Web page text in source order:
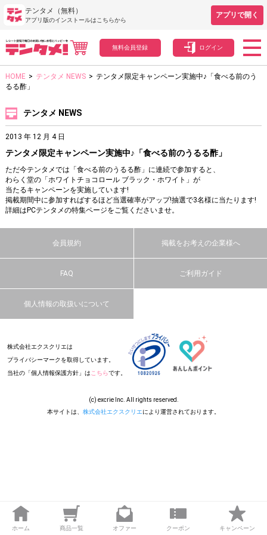
テンタメ（無料）
アプリ版のインストールはこちらから
アプリで開く
無料会員登録 ログイン
HOME > テンタメ NEWS > テンタメ限定キャンペーン実施中♪「食べる前のう
るる酢」
テンタメ NEWS
2013 年 12 月 4 日
テンタメ限定キャンペーン実施中♪「食べる前のうるる酢」
ただ今テンタメでは「食べる前のうるる酢」に連続で参加すると、
わらく堂の「ホワイトチョコロール ブラック・ホワイト」が
当たるキャンペーンを実施しています!
掲載期間中に参加すればするほど当選確率がアップ!抽選で3名様に当たります!
詳細はPCテンタメの特集ページをご覧くださいませ。
会員規約 掲載をお考えの企業様へ
FAQ ご利用ガイド
個人情報の取扱いについて
株式会社エクスクリエは
プライバシーマークを取得しています。
当社の「個人情報保護方針」は こちらです。
(c) excrie Inc. All rights reserved.
本サイトは、 株式会社エクスクリエにより運営されております。
ホーム 商品一覧 オファー クーポン キャンペーン